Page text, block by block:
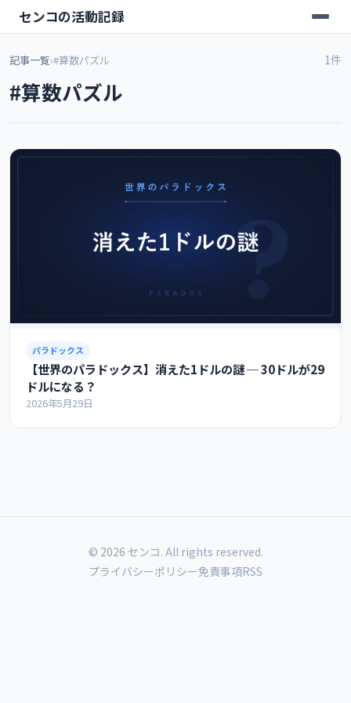
センコの活動記録
記事一覧›#算数パズル
#算数パズル
1件
パラドックス
【世界のパラドックス】消えた1ドルの謎 ─ 30ドルが29
ドルになる？
2026年5月29日
© 2026 センコ. All rights reserved.
プライバシーポリシー免責事項RSS